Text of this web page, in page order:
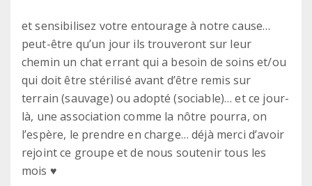
et sensibilisez votre entourage à notre cause…
peut-être qu’un jour ils trouveront sur leur
chemin un chat errant qui a besoin de soins et/ou
qui doit être stérilisé avant d’être remis sur
terrain (sauvage) ou adopté (sociable)… et ce jour-
là, une association comme la nôtre pourra, on
l’espère, le prendre en charge… déjà merci d’avoir
rejoint ce groupe et de nous soutenir tous les
mois ♥️